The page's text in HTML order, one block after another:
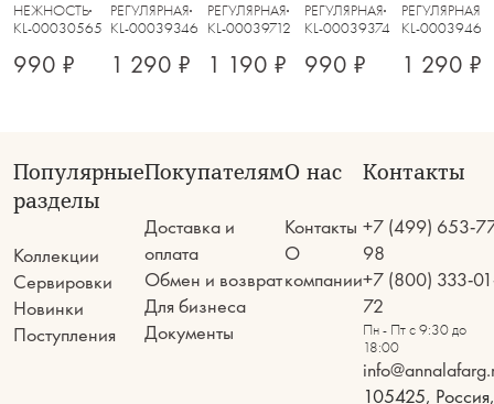
НЕЖНОСТЬ
KL-00030565
990 ₽
РЕГУЛЯРНАЯ
KL-00039346
1 290 ₽
РЕГУЛЯРНАЯ
KL-00039712
1 190 ₽
РЕГУЛЯРНАЯ
KL-00039374
990 ₽
РЕГУЛЯРНАЯ
KL-00039460
1 290 ₽
Популярные
разделы
Коллекции
Сервировки
Новинки
Поступления
Покупателям
Доставка и
оплата
Обмен и возврат
Для бизнеса
Документы
О нас
Контакты
О
компании
Контакты
+7 (499) 653-
98
+7 (800) 333-
72
Пн - Пт с 9:30 до
18:00
105425, Россия,